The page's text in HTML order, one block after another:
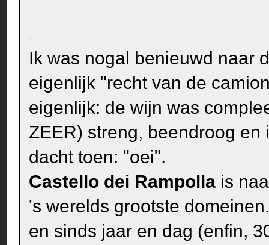
Ik was nogal benieuwd naar
eigenlijk "recht van de
eigenlijk: de wijn was
ZEER) streng, beendroog
dacht toen: "oei".
Castello dei Rampolla is
's werelds grootste
en sinds jaar en dag (enfin,